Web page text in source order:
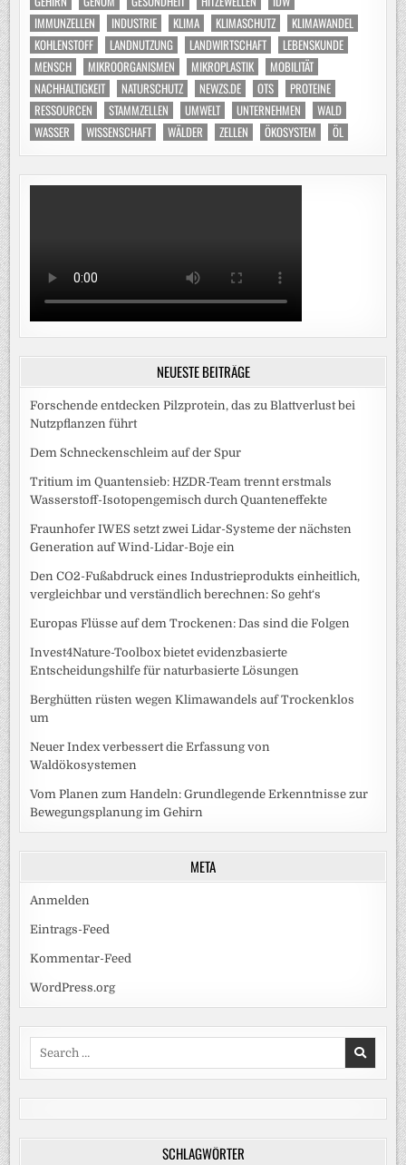
IMMUNZELLEN
INDUSTRIE KLIMA KLIMASCHUTZ
KLIMAWANDEL
KOHLENSTOFF
LANDNUTZUNG LANDWIRTSCHAFT
LEBENSKUNDE
MENSCH
MIKROORGANISMEN MIKROPLASTIK
MOBILITÄT
NACHHALTIGKEIT
NATURSCHUTZ NEWZS.DE OTS
PROTEINE
RESSOURCEN
STAMMZELLEN UMWELT UNTERNEHMEN
WALD
WASSER
WISSENSCHAFT WÄLDER ZELLEN ÖKOSYSTEM ÖL
NEUESTE BEITRÄGE
Forschende entdecken Pilzprotein, das zu Blattverlust bei
Nutzpflanzen führt
Dem Schneckenschleim auf der Spur
Tritium im Quantensieb: HZDR-Team trennt erstmals
Wasserstoff-Isotopengemisch durch Quanteneffekte
Fraunhofer IWES setzt zwei Lidar-Systeme der nächsten
Generation auf Wind-Lidar-Boje ein
Den CO2-Fußabdruck eines Industrieprodukts einheitlich,
vergleichbar und verständlich berechnen: So geht‘s
Europas Flüsse auf dem Trockenen: Das sind die Folgen
Invest4Nature-Toolbox bietet evidenzbasierte
Entscheidungshilfe für naturbasierte Lösungen
Berghütten rüsten wegen Klimawandels auf Trockenklos
um
Neuer Index verbessert die Erfassung von
Waldökosystemen
Vom Planen zum Handeln: Grundlegende Erkenntnisse zur
Bewegungsplanung im Gehirn
META
Anmelden
Eintrags-Feed
Kommentar-Feed
WordPress.org
Search
SCHLAGWÖRTER